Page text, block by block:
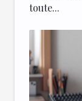
toute...